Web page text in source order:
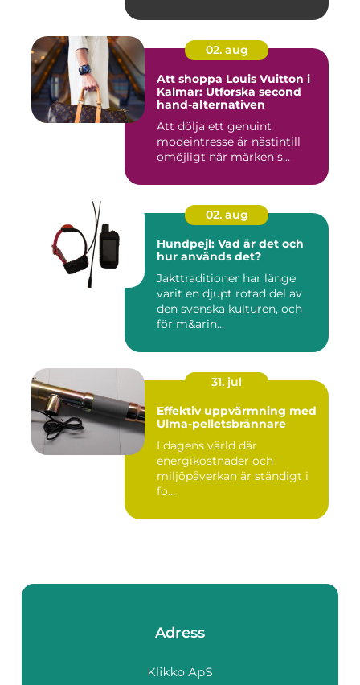
02. aug
Att shoppa Louis Vuitton i
Kalmar: Utforska second
hand-alternativen
Att dölja ett genuint
modeintresse är nästintill
omöjligt när märken s...
02. aug
Hundpejl: Vad är det och
hur används det?
Jakttraditioner har länge
varit en djupt rotad del av
den svenska kulturen, och
för m&arin...
31. jul
Effektiv uppvärmning med
Ulma-pelletsbrännare
I dagens värld där
energikostnader och
miljöpåverkan är ständigt i
fo...
Adress